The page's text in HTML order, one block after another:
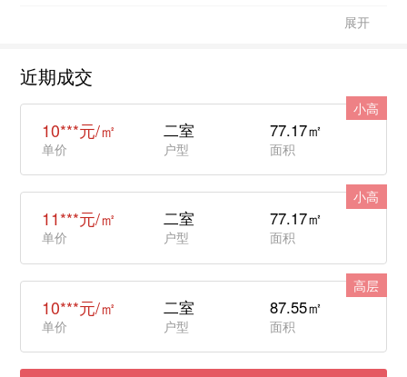
展开
近期成交
小高
10***元/㎡
单价
二室
户型
77.17㎡
面积
小高
11***元/㎡
单价
二室
户型
77.17㎡
面积
高层
10***元/㎡
单价
二室
户型
87.55㎡
面积